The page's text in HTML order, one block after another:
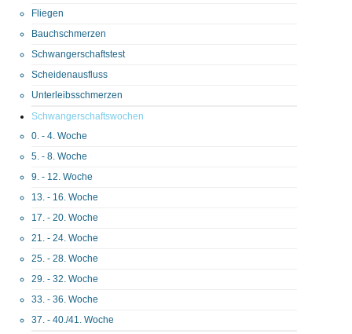
Fliegen
Bauchschmerzen
Schwangerschaftstest
Scheidenausfluss
Unterleibsschmerzen
Schwangerschaftswochen
0. - 4. Woche
5. - 8. Woche
9. - 12. Woche
13. - 16. Woche
17. - 20. Woche
21. - 24. Woche
25. - 28. Woche
29. - 32. Woche
33. - 36. Woche
37. - 40./41. Woche